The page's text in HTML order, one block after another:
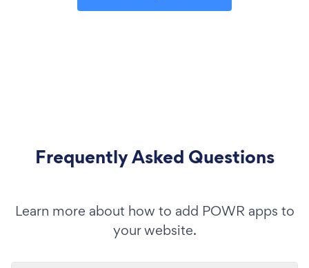
Frequently Asked Questions
Learn more about how to add POWR apps to
your website.